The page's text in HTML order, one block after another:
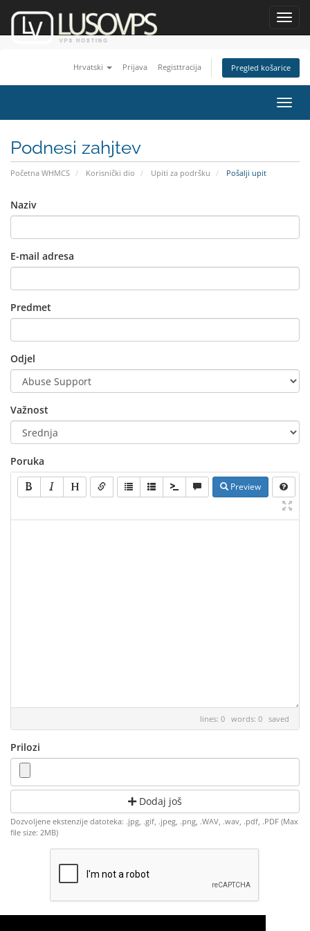
Hrvatski Prijava Registtracija Pregled košarice
Podnesi zahjtev
Početna WHMCS Korisnički dio Upiti za podršku Pošalji upit
Naziv
E-mail adresa
Predmet
Odjel
Važnost
Poruka
Preview
lines: 0 words: 0 saved
Prilozi
Dodaj još
Dozvoljene ekstenzije datoteka: .jpg, .gif, .jpeg, .png, .WAV, .wav, .pdf, .PDF (Max
file size: 2MB)